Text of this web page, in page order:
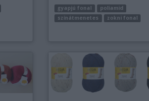
gyapjú fonal
poliamid
színátmenetes
zokni fonal